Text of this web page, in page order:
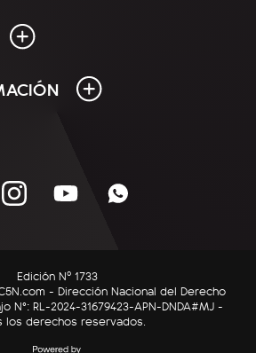
Edición Nº 1733
C5N.com - Dirección Nacional del Derecho
N°: RL-2024-31679423-APN-DNDA#MJ -
los derechos reservados.